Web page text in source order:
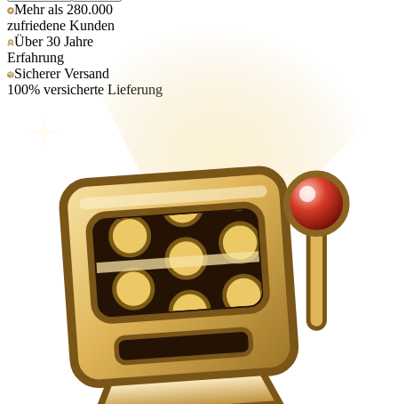
Mehr als 280.000
zufriedene Kunden
Über 30 Jahre
Erfahrung
Sicherer Versand
100% versicherte Lieferung